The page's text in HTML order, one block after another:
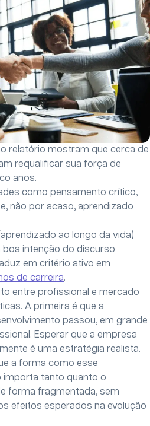
relatório mostram que cerca de
requalificar sua força de
anos.
como pensamento crítico,
não por acaso, aprendizado
ao longo da vida)
boa intenção do discurso
em critério ativo em
de carreira.
entre profissional e mercado
A primeira é que a
passou, em grande
Esperar que a empresa
é uma estratégia realista.
a forma como esse
importa tanto quanto o
forma fragmentada, sem
efeitos esperados na evolução